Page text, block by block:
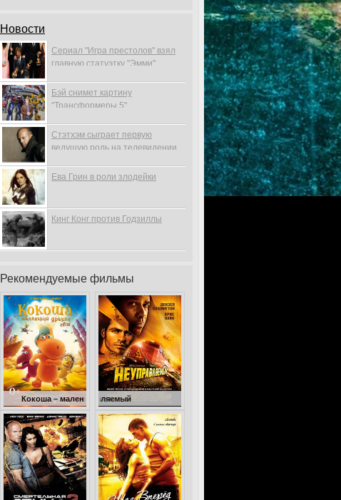
Новости
Сериал "Игра престолов" взял
главную статуэтку "Эмми".
Бэй снимет картину
"Трансформеры 5"
Стэтхэм сыграет первую
ведущую роль на телевидении
Ева Грин в роли злодейки
Кинг Конг против Годзиллы
Рекомендуемые фильмы
– маленький дракон